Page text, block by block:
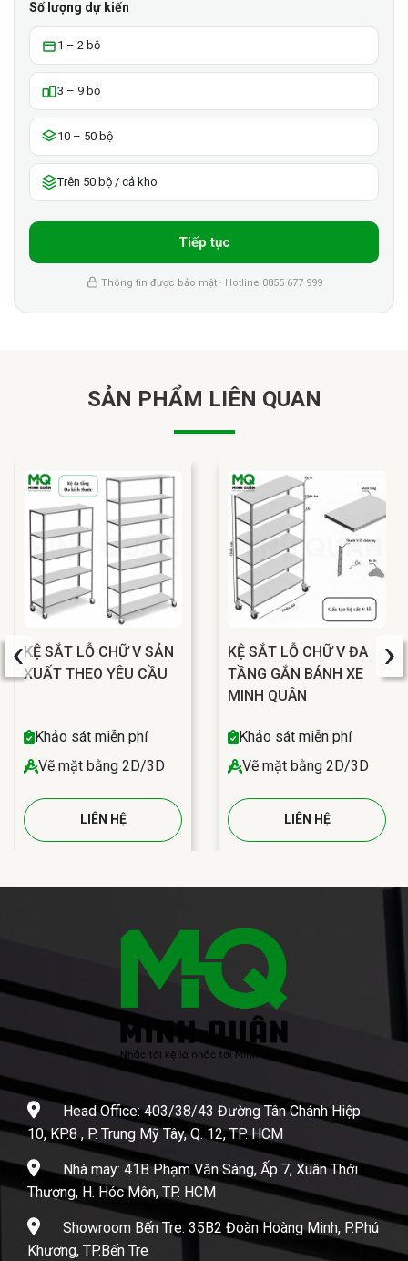
Số lượng dự kiến
1 – 2 bộ
3 – 9 bộ
10 – 50 bộ
Trên 50 bộ / cả kho
Tiếp tục
Thông tin được bảo mật · Hotline 0855 677 999
SẢN PHẨM LIÊN QUAN
KỆ SẮT LỖ CHỮ V SẢN
XUẤT THEO YÊU CẦU
Khảo sát miễn phí
Vẽ mặt bằng 2D/3D
LIÊN HỆ
KỆ SẮT LỖ CHỮ V ĐA
TẦNG GẮN BÁNH XE
MINH QUÂN
Khảo sát miễn phí
Vẽ mặt bằng 2D/3D
LIÊN HỆ
‹ ›
Head Office: 403/38/43 Đường Tân Chánh Hiệp
10, KP.8 , P. Trung Mỹ Tây, Q. 12, TP. HCM
Nhà máy: 41B Phạm Văn Sáng, Ấp 7, Xuân Thới
Thượng, H. Hóc Môn, TP. HCM
Showroom Bến Tre: 35B2 Đoàn Hoàng Minh, P.Phú
Khương, TP.Bến Tre